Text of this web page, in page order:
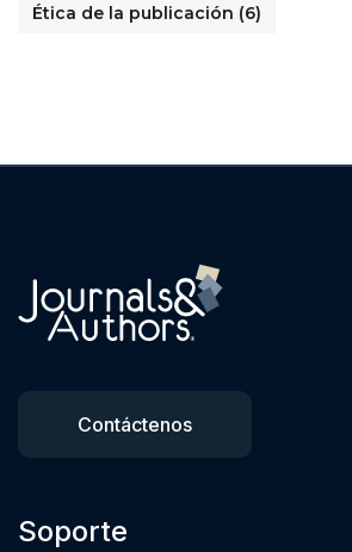
Ética de la publicación (6)
Contáctenos
Soporte